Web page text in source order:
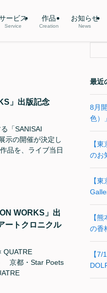
ービス
Service
作品
Creation
お知らせ
News
」出版記念
「SANISAI
示の開催が決定し
品を、ライブ当日
WORKS」出
トクロニクル
QUATRE
京都・Star Poets
最近
8月
色）
【
のお
【
【
の香
【